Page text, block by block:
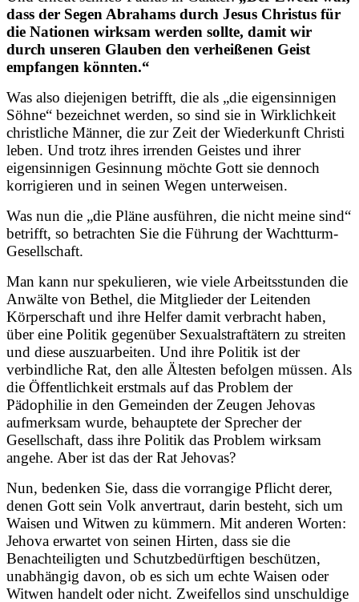
dass der Segen Abrahams durch Jesus Christus für
die Nationen wirksam werden sollte, damit wir
durch unseren Glauben den verheißenen Geist
empfangen könnten.“
Was also diejenigen betrifft, die als „die eigensinnigen
Söhne“ bezeichnet werden, so sind sie in Wirklichkeit
christliche Männer, die zur Zeit der Wiederkunft Christi
leben. Und trotz ihres irrenden Geistes und ihrer
eigensinnigen Gesinnung möchte Gott sie dennoch
korrigieren und in seinen Wegen unterweisen.
Was nun die „die Pläne ausführen, die nicht meine sind“
betrifft, so betrachten Sie die Führung der Wachtturm-
Gesellschaft.
Man kann nur spekulieren, wie viele Arbeitsstunden die
Anwälte von Bethel, die Mitglieder der Leitenden
Körperschaft und ihre Helfer damit verbracht haben,
über eine Politik gegenüber Sexualstraftätern zu streiten
und diese auszuarbeiten. Und ihre Politik ist der
verbindliche Rat, den alle Ältesten befolgen müssen. Als
die Öffentlichkeit erstmals auf das Problem der
Pädophilie in den Gemeinden der Zeugen Jehovas
aufmerksam wurde, behauptete der Sprecher der
Gesellschaft, dass ihre Politik das Problem wirksam
angehe. Aber ist das der Rat Jehovas?
Nun, bedenken Sie, dass die vorrangige Pflicht derer,
denen Gott sein Volk anvertraut, darin besteht, sich um
Waisen und Witwen zu kümmern. Mit anderen Worten:
Jehova erwartet von seinen Hirten, dass sie die
Benachteiligten und Schutzbedürftigen beschützen,
unabhängig davon, ob es sich um echte Waisen oder
Witwen handelt oder nicht. Zweifellos sind unschuldige